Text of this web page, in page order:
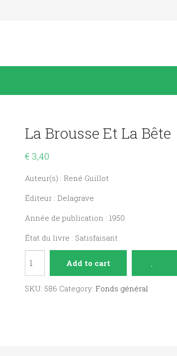
La Brousse Et La Bête
€ 3,40
Auteur(s) : René Guillot
Éditeur : Delagrave
Année de publication : 1950
État du livre : Satisfaisant
et
Add to cart
SKU: 586 Category: Fonds général